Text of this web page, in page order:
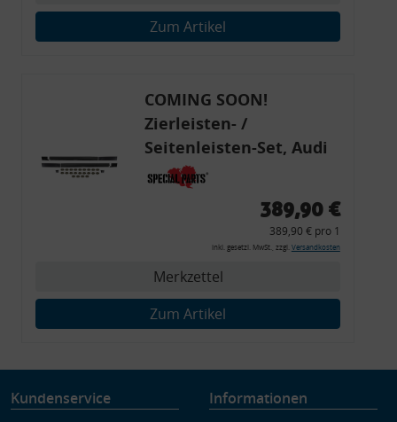
Zum Artikel
COMING SOON!
Zierleisten- /
Seitenleisten-Set, Audi
80 Cabrio, Coupe, S2, (6x
Zierleiste, 2x Kappe,
Montagewerkzeug)
389,90 €
389,90 € pro 1
inkl. gesetzl. MwSt., zzgl. Versandkosten
Merkzettel
Zum Artikel
Kundenservice Informationen
Verwendung genauer Standortdaten
Endgeräteeigenschaften zur Identifikation aktiv abfragen